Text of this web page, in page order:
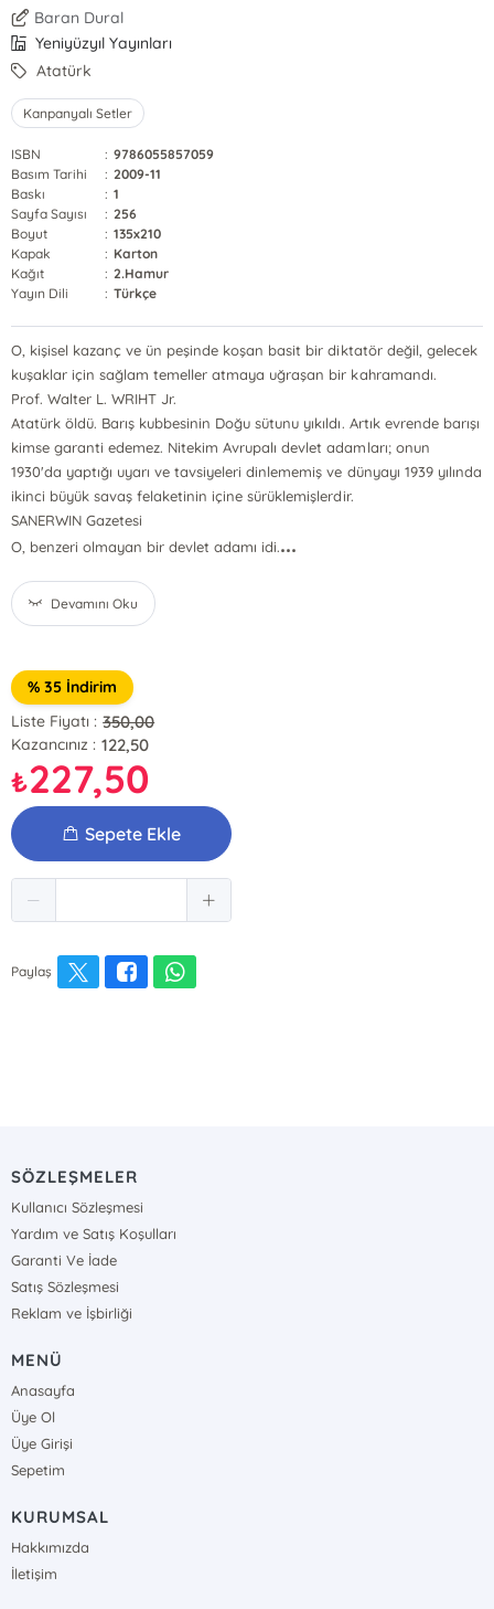
Baran Dural
Yeniyüzyıl Yayınları
Atatürk
Kanpanyalı Setler
ISBN : 9786055857059
Basım Tarihi
: 2009-11
Baskı
: 1
Sayfa Sayısı
: 256
Boyut
: 135x210
Kapak
: Karton
Kağıt
: 2.Hamur
Yayın Dili
: Türkçe
O, kişisel kazanç ve ün peşinde koşan basit bir diktatör değil, gelecek
kuşaklar için sağlam temeller atmaya uğraşan bir kahramandı.
Prof. Walter L. WRIHT Jr.
Atatürk öldü. Barış kubbesinin Doğu sütunu yıkıldı. Artık evrende barışı
kimse garanti edemez. Nitekim Avrupalı devlet adamları; onun
1930'da yaptığı uyarı ve tavsiyeleri dinlememiş ve dünyayı 1939 yılında
ikinci büyük savaş felaketinin içine sürüklemişlerdir.
SANERWIN Gazetesi
O, benzeri olmayan bir devlet adamı idi....
Devamını Oku
% 35 İndirim
Liste Fiyatı : 350,00
Kazancınız : 122,50
₺227,50
Sepete Ekle
Paylaş
SÖZLEŞMELER
Kullanıcı Sözleşmesi
Yardım ve Satış Koşulları
Garanti Ve İade
Satış Sözleşmesi
Reklam ve İşbirliği
MENÜ
Anasayfa
Üye Ol
Üye Girişi
Sepetim
KURUMSAL
Hakkımızda
İletişim